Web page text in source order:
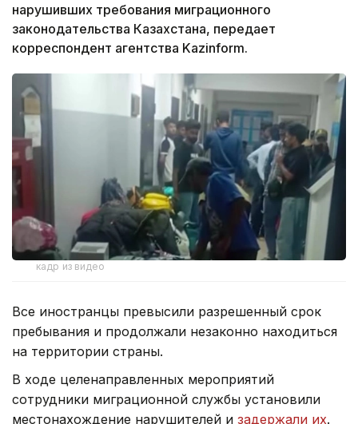
нарушивших требования миграционного
законодательства Казахстана, передает
корреспондент агентства Kazinform.
кадр из видео
Все иностранцы превысили разрешенный срок
пребывания и продолжали незаконно находиться
на территории страны.
В ходе целенаправленных мероприятий
сотрудники миграционной службы установили
местонахождение нарушителей и задержали их.